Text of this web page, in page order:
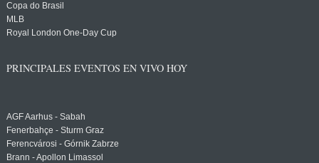
Copa do Brasil
MLB
Royal London One-Day Cup
PRINCIPALES EVENTOS EN VIVO HOY
AGF Aarhus - Sabah
Fenerbahçe - Sturm Graz
Ferencvárosi - Górnik Zabrze
Brann - Apollon Limassol